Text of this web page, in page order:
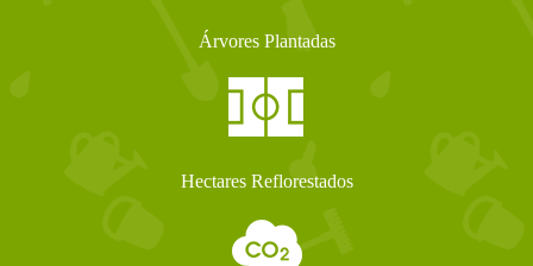
Árvores Plantadas
Hectares Reflorestados